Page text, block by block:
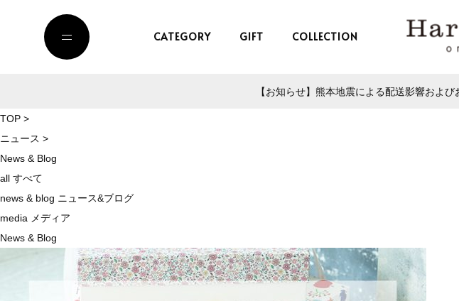
CATEGORY GIFT COLLECTION
【お知らせ】熊本地震による配送影響およ
TOP >
ニュース >
News & Blog
all すべて
news & blog ニュース&ブログ
media メディア
News & Blog